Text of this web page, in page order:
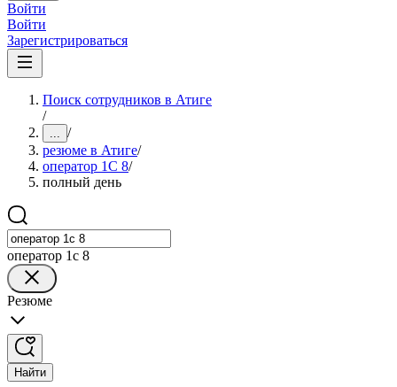
Войти
Войти
Зарегистрироваться
Поиск сотрудников в Атиге
/
... /
резюме в Атиге/
оператор 1С 8/
полный день
оператор 1с 8
Резюме
Найти